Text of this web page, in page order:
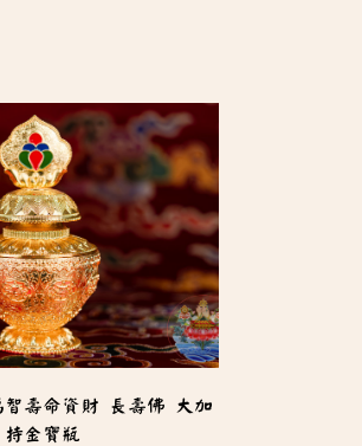
智壽命資財 長壽佛 大加
持金寶瓶